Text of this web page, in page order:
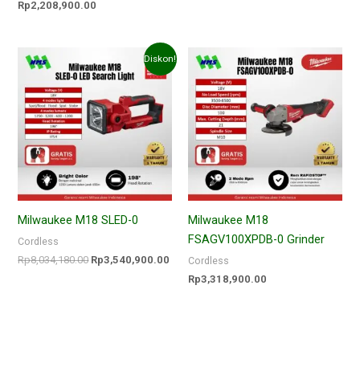
Rp2,208,900.00
Diskon!
Milwaukee M18 SLED-0
Cordless
Rp8,034,180.00
aslinya
adalah:
Rp8,034,180.00.
Rp3,540,900.00
Harga
saat
adalah:
Rp3,540,900.00.
Milwaukee M18
FSAGV100XPDB-0 Grinder
Cordless
Rp3,318,900.00